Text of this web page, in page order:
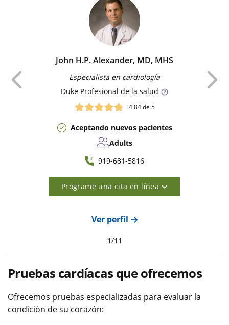
John H.P. Alexander, MD, MHS
Especialista en cardiología
Duke Profesional de la salud
4.84de 5
Aceptando nuevos pacientes
Adults
919-681-5816
Programe una cita en línea
Ver perfil
Anterior
1/11
Pruebas cardíacas que ofrecemos
Ofrecemos pruebas especializadas para evaluar la
condición de su corazón: